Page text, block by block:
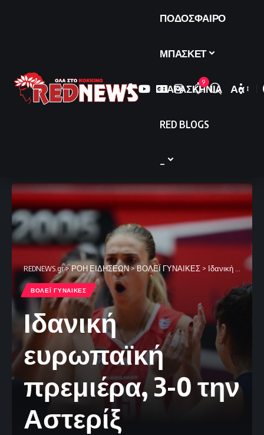
ΠΟΔΟΣΦΑΙΡΟ
ΜΠΑΣΚΕΤ
ΠΑΡΑΣΚΗΝΙΑ
RED BLOGS
9
Font
Αα
REDNEWS.gr>ΡΟΗ ΕΙΔΗΣΕΩΝ>ΒΟΛΕΪ ΓΥΝΑΙΚΕΣ > Ιδανική ευρωπαϊκή πρεμιέρα, 3-0 την Αστερίξ
ΒΟΛΕΪ ΓΥΝΑΙΚΕΣ
Ιδανική
ευρωπαϊκή
πρεμιέρα, 3-0 την
Αστερίξ